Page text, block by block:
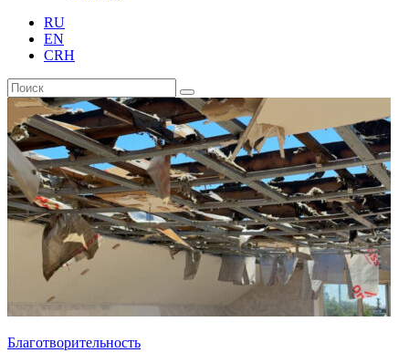
RU
EN
CRH
Благотворительность